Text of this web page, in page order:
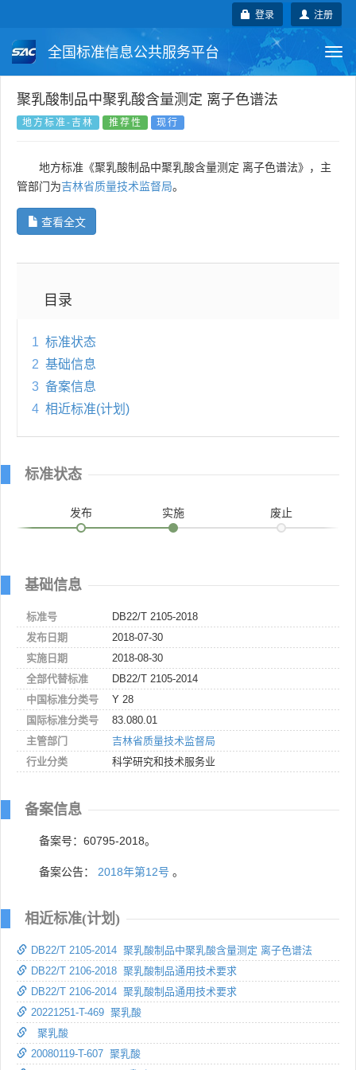
注册
登录
全国标准信息公共服务平台
国家标准 行业标准 地方标准
国外标准 技术委员会
聚乳酸制品中聚乳酸含量测定 离子色谱法
地方标准-吉林 推荐性 现行
地方标准《聚乳酸制品中聚乳酸含量测定 离子色谱法》，主
管部门为吉林省质量技术监督局。
查看全文
目录
1 标准状态
2 基础信息
3 备案信息
4 相近标准(计划)
标准状态
发布 实施 废止
基础信息
标准号
DB22/T 2105-2018
发布日期
2018-07-30
实施日期
2018-08-30
全部代替标准
DB22/T 2105-2014
中国标准分类号
Y 28
国际标准分类号
83.080.01
主管部门
吉林省质量技术监督局
行业分类
科学研究和技术服务业
备案信息
备案号：60795-2018。
备案公告： 2018年第12号 。
相近标准(计划)
DB22/T 2105-2014 聚乳酸制品中聚乳酸含量测定 离子色谱法
DB22/T 2106-2018 聚乳酸制品通用技术要求
DB22/T 2106-2014 聚乳酸制品通用技术要求
20221251-T-469 聚乳酸
聚乳酸
20080119-T-607 聚乳酸